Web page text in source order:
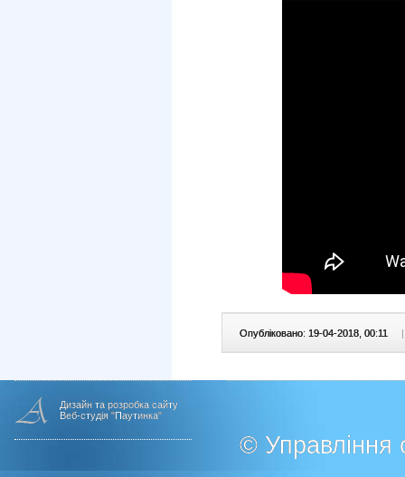
Опубліковано: 19-04-2018, 00:11 |
Дизайн та розробка сайту
Веб-студія "Паутинка"
© Управління